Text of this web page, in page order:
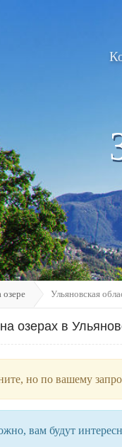
Ульяновская
озерах в
но по вашему
вам будут